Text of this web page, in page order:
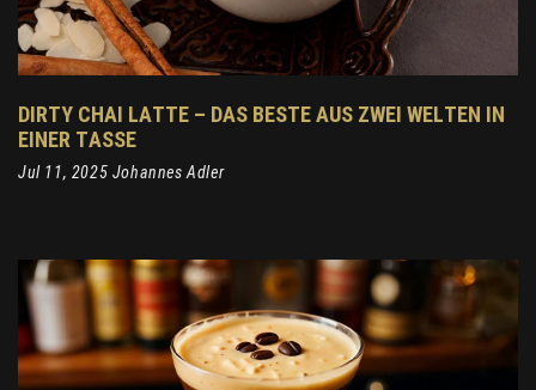
DIRTY CHAI LATTE – DAS BESTE AUS ZWEI WELTEN IN
EINER TASSE
Jul 11, 2025 Johannes Adler